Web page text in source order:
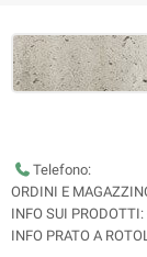
Telefono:
ORDINI E
INFO SUI PRODOTTI:
INFO PRATO A